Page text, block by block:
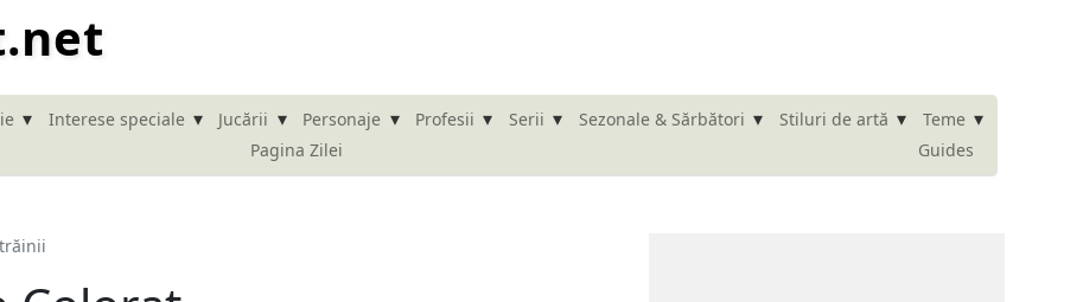
▾ Interese speciale ▾ Jucării ▾ Personaje ▾ Profesii ▾ Serii ▾ Sezonale & Sărbători ▾ Stiluri de artă ▾ Teme ▾
Pagina Zilei Guides